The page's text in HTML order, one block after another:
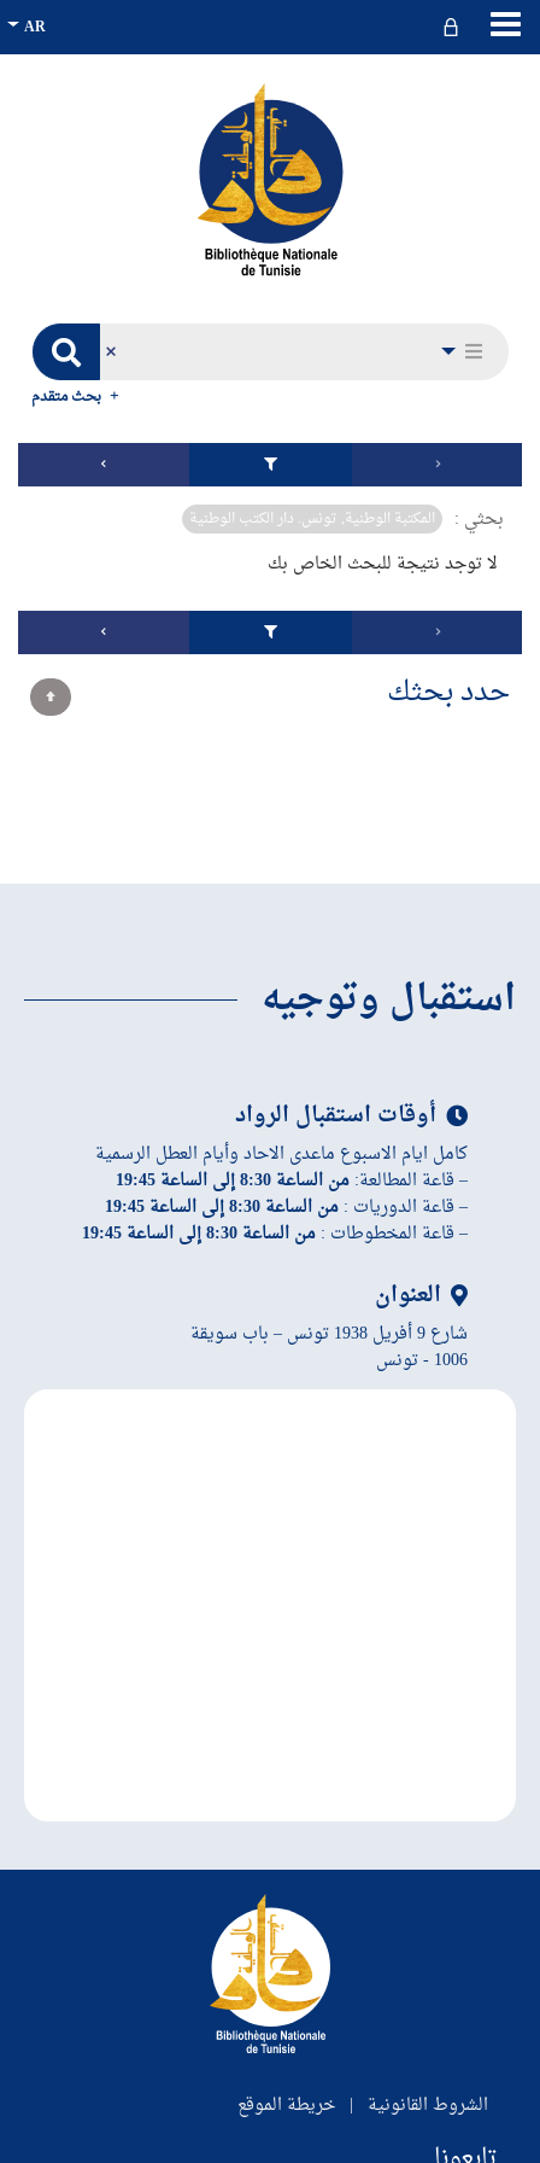
بحث متقدم
بحثي : المكتبة الوطنية, تونس. دار الكتب الوطنية
لا توجد نتيجة للبحث الخاص بك
حدد بحثك
استقبال وتوجيه
أوقات استقبال الرواد
كامل ايام الاسبوع ماعدى الاحاد وأيام العطل الرسمية
– قاعة المطالعة:من الساعة 8:30 إلى الساعة 19:45
– قاعة الدوريات :من الساعة 8:30 إلى الساعة 19:45
– قاعة المخطوطات :من الساعة 8:30 إلى الساعة 19:45
العنوان
شارع 9 أفريل 1938 تونس – باب سويقة
1006 - تونس
الشروط القانونية | خريطة الموقع